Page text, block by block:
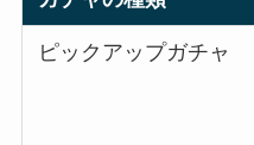
ピックアップガチャ